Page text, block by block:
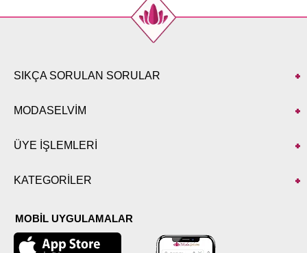
SIKÇA SORULAN SORULAR
MODASELVİM
ÜYE İŞLEMLERİ
KATEGORİLER
MOBİL UYGULAMALAR